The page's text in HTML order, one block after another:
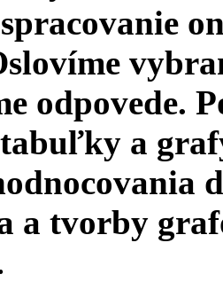
odpovede.
a
a tvorby